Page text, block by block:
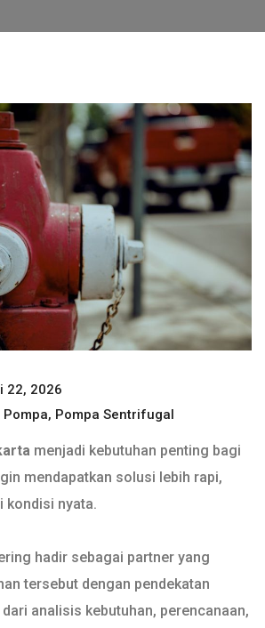
22, 2026
, Pompa Sentrifugal
menjadi kebutuhan penting bagi
mendapatkan solusi lebih rapi,
kondisi nyata.
hadir sebagai partner yang
tersebut dengan pendekatan
analisis kebutuhan, perencanaan,